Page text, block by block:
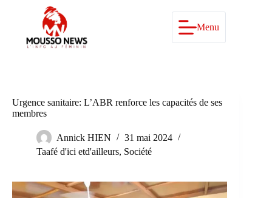
Menu
Urgence sanitaire: L’ABR renforce les capacités de ses
membres
Annick HIEN
31 mai 2024
Taafé d'ici etd'ailleurs, Société